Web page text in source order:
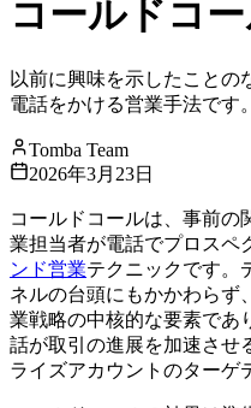
コールドコ
以前に興味を示したことの
電話をかける営業手法です。
Tomba Team
2026年3月23日
コールドコールは、事前の
業担当者が電話でプロスペ
ンド営業テクニックです。
ネルの台頭にもかかわらず
業戦略の中核的な要素であ
話が取引の進展を加速させ
ライズアカウントのターゲ